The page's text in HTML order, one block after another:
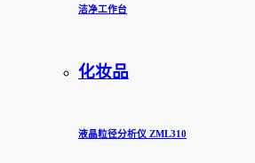
洁净工作台
化妆品
液晶粒径分析仪 ZML310